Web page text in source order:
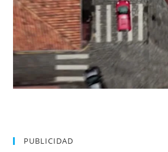
PUBLICIDAD